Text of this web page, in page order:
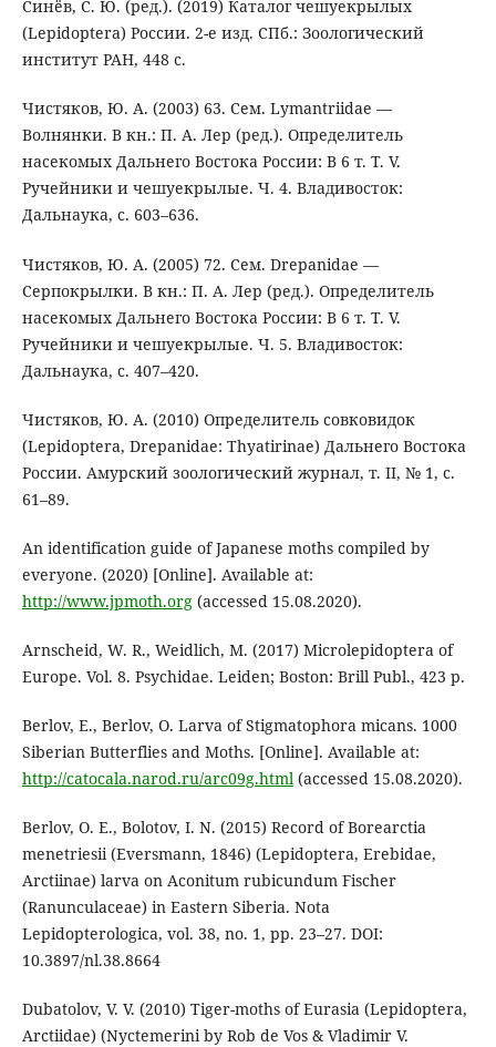
Синёв, С. Ю. (ред.). (2019) Каталог чешуекрылых
(Lepidoptera) России. 2-е изд. СПб.: Зоологический
институт РАН, 448 с.
Чистяков, Ю. А. (2003) 63. Сем. Lymantriidae —
Волнянки. В кн.: П. А. Лер (ред.). Определитель
насекомых Дальнего Востока России: В 6 т. Т. V.
Ручейники и чешуекрылые. Ч. 4. Владивосток:
Дальнаука, с. 603–636.
Чистяков, Ю. А. (2005) 72. Сем. Drepanidae —
Серпокрылки. В кн.: П. А. Лер (ред.). Определитель
насекомых Дальнего Востока России: В 6 т. Т. V.
Ручейники и чешуекрылые. Ч. 5. Владивосток:
Дальнаука, с. 407–420.
Чистяков, Ю. А. (2010) Определитель совковидок
(Lepidoptera, Drepanidae: Thyatirinae) Дальнего Востока
России. Амурский зоологический журнал, т. II, № 1, с.
61–89.
An identification guide of Japanese moths compiled by
everyone. (2020) [Online]. Available at:
http://www.jpmoth.org(accessed 15.08.2020).
Arnscheid, W. R., Weidlich, M. (2017) Microlepidoptera of
Europe. Vol. 8. Psychidae. Leiden; Boston: Brill Publ., 423 p.
Berlov, E., Berlov, O. Larva of Stigmatophora micans. 1000
Siberian Butterflies and Moths. [Online]. Available at:
http://catocala.narod.ru/arc09g.html (accessed 15.08.2020).
Berlov, O. E., Bolotov, I. N. (2015) Record of Borearctia
menetriesii (Eversmann, 1846) (Lepidoptera, Erebidae,
Arctiinae) larva on Aconitum rubicundum Fischer
(Ranunculaceae) in Eastern Siberia. Nota
Lepidopterologica, vol. 38, no. 1, pp. 23–27. DOI:
10.3897/nl.38.8664
Dubatolov, V. V. (2010) Tiger-moths of Eurasia (Lepidoptera,
Arctiidae) (Nyctemerini by Rob de Vos & Vladimir V.